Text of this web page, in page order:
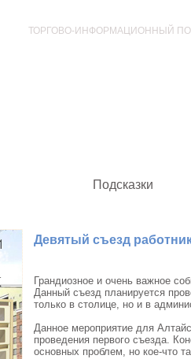
ТОРГОВО-ИНФОРМАЦИОННЫЙ
Подсказки
Девятый съезд
Грандиозное и очень важное
Данный съезд планируется
только в столице, но и в
Данное мероприятие для
проведения первого съезда.
основных проблем, но кое-что